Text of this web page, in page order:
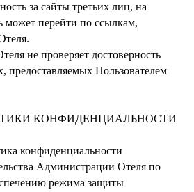
за сайты третьих лиц, на
может перейти по ссылкам,
не проверяет достоверность
предоставляемых Пользователем
КОНФИДЕНЦИАЛЬНОСТИ
конфиденциальности
Администрации Отеля по
режима защиты